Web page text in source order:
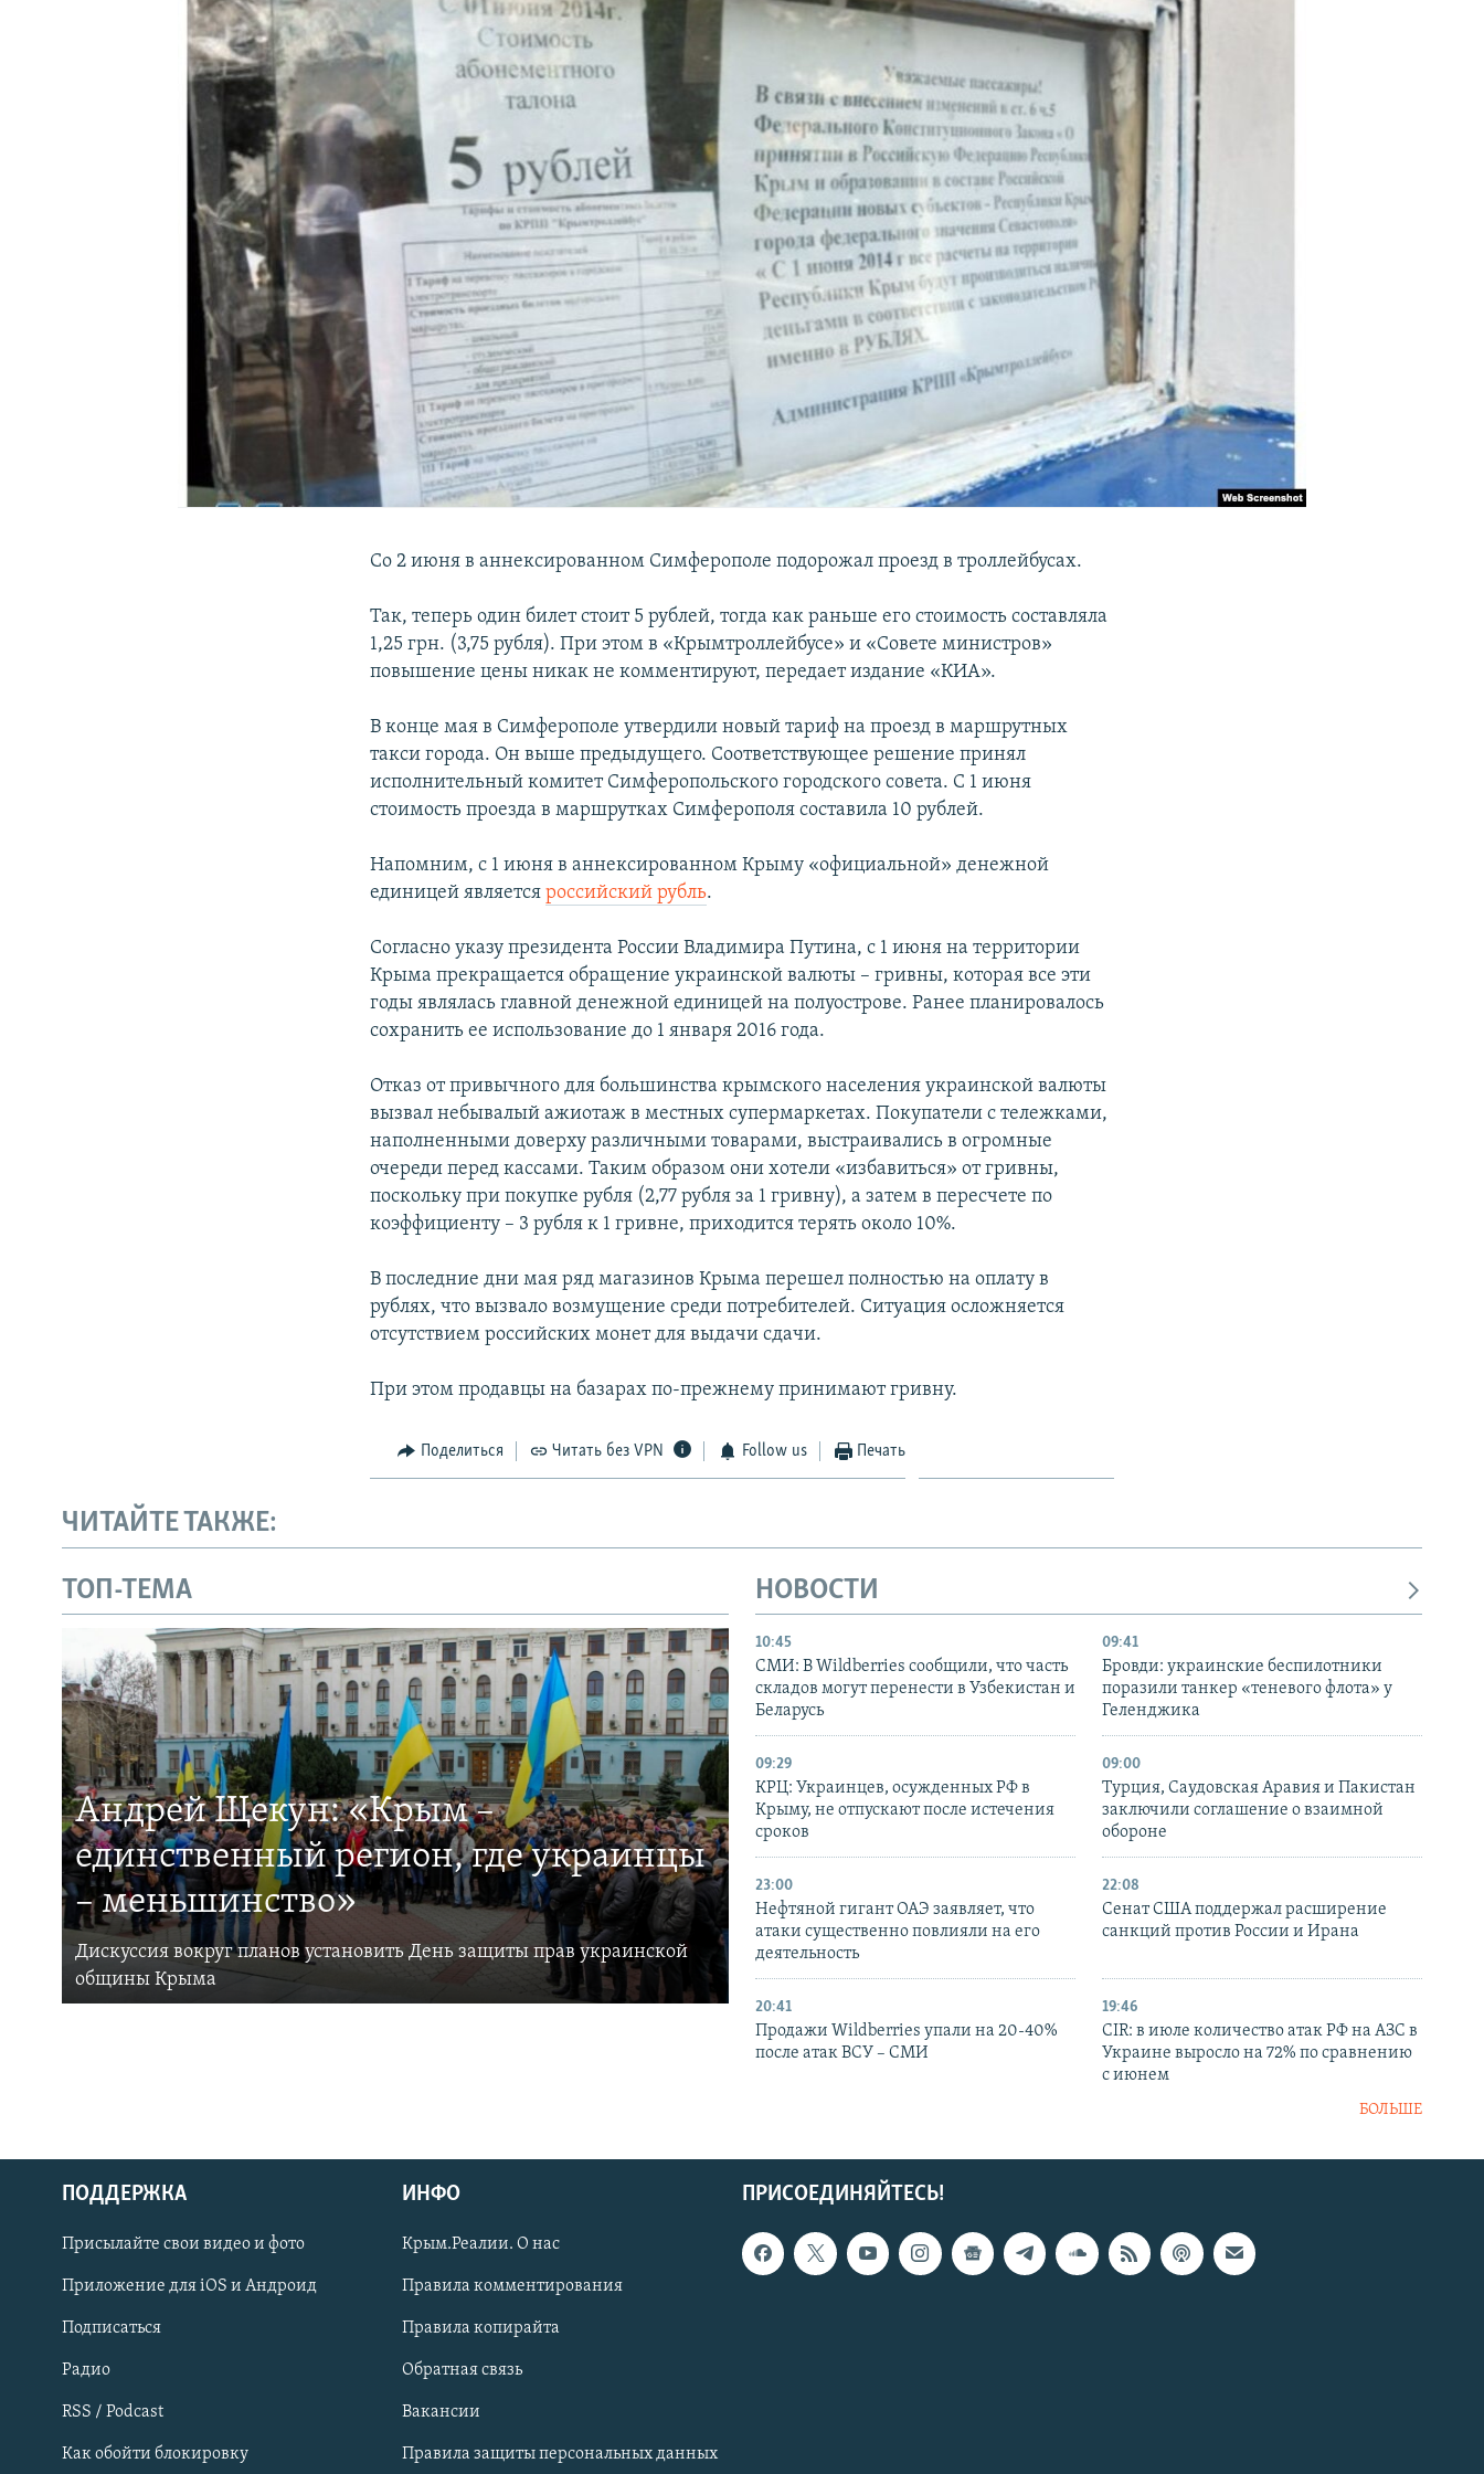
КРЫМ.НЕПОКОРЕННЫЙ
УКРАИНСКАЯ ПРОБЛЕМА КРЫМА
Українською
Qırımtatar
ПРИСОЕДИНЯЙТЕСЬ!
Со 2 июня в аннексированном Симферополе подорожал проезд в троллейбусах.
Так, теперь один билет стоит 5 рублей, тогда как раньше его стоимость составляла
1,25 грн. (3,75 рубля). При этом в «Крымтроллейбусе» и «Совете министров»
повышение цены никак не комментируют, передает издание «КИА».
В конце мая в Симферополе утвердили новый тариф на проезд в маршрутных
такси города. Он выше предыдущего. Соответствующее решение принял
исполнительный комитет Симферопольского городского совета. С 1 июня
стоимость проезда в маршрутках Симферополя составила 10 рублей.
Напомним, с 1 июня в аннексированном Крыму «официальной» денежной
единицей являетсяроссийский рубль.
Согласно указу президента России Владимира Путина, с 1 июня на территории
Крыма прекращается обращение украинской валюты – гривны, которая все эти
годы являлась главной денежной единицей на полуострове. Ранее планировалось
сохранить ее использование до 1 января 2016 года.
Отказ от привычного для большинства крымского населения украинской валюты
вызвал небывалый ажиотаж в местных супермаркетах. Покупатели с тележками,
наполненными доверху различными товарами, выстраивались в огромные
очереди перед кассами. Таким образом они хотели «избавиться» от гривны,
поскольку при покупке рубля (2,77 рубля за 1 гривну), а затем в пересчете по
коэффициенту – 3 рубля к 1 гривне, приходится терять около 10%.
В последние дни мая ряд магазинов Крыма перешел полностью на оплату в
рублях, что вызвало возмущение среди потребителей. Ситуация осложняется
отсутствием российских монет для выдачи сдачи.
При этом продавцы на базарах по-прежнему принимают гривну.
Поделиться Читать без VPN Follow us Печать
ЧИТАЙТЕ ТАКЖЕ:
ТОП-ТЕМА
Андрей Щекун: «Крым –
единственный регион, где украинцы
– меньшинство»
Дискуссия вокруг планов установить День защиты прав украинской
общины Крыма
НОВОСТИ
10:45
СМИ: В Wildberries сообщили, что часть
складов могут перенести в Узбекистан и
Беларусь
09:41
Бровди: украинские беспилотники
поразили танкер «теневого флота» у
Геленджика
09:29
КРЦ: Украинцев, осужденных РФ в
Крыму, не отпускают после истечения
сроков
09:00
Турция, Саудовская Аравия и Пакистан
заключили соглашение о взаимной
обороне
23:00
Нефтяной гигант ОАЭ заявляет, что
атаки существенно повлияли на его
деятельность
22:08
Сенат США поддержал расширение
санкций против России и Ирана
20:41
Продажи Wildberries упали на 20-40%
после атак ВСУ – СМИ
19:46
CIR: в июле количество атак РФ на АЗС в
Украине выросло на 72% по сравнению
с июнем
БОЛЬШЕ
ПРИСОЕДИНЯЙТЕСЬ!
ПОДДЕРЖКА
Присылайте свои видео и фото
Приложение для iOS и Андроид
Подписаться
Радио
RSS / Podcast
Как обойти блокировку
ИНФО
Крым.Реалии. О нас
Правила комментирования
Правила копирайта
Обратная связь
Вакансии
Правила защиты персональных данных